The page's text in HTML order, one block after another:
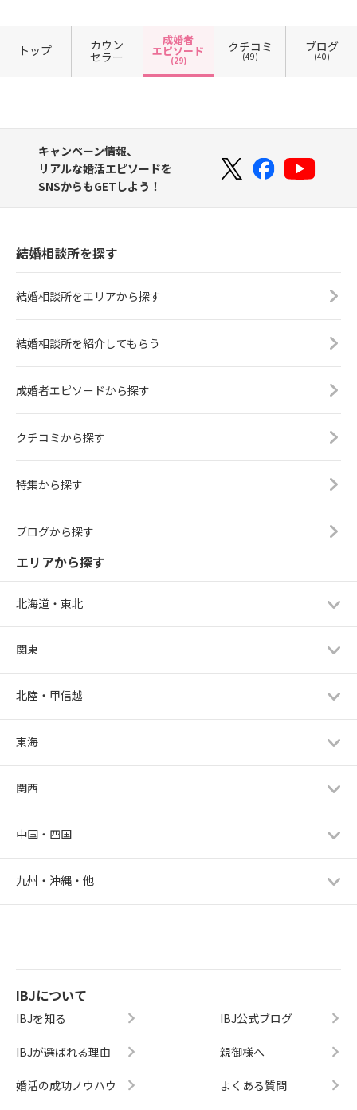
トップ カウン
セラー
成婚者
エピソード
(29)
クチコミ
(49)
ブログ
(40)
キャンペーン情報、
リアルな婚活エピソードを
SNSからもGETしよう！
結婚相談所を探す
結婚相談所をエリアから探す
結婚相談所を紹介してもらう
成婚者エピソードから探す
クチコミから探す
特集から探す
ブログから探す
エリアから探す
北海道・東北
関東
北陸・甲信越
東海
関西
中国・四国
九州・沖縄・他
IBJについて
IBJを知る
IBJが選ばれる理由
婚活の成功ノウハウ
IBJ公式ブログ
親御様へ
よくある質問